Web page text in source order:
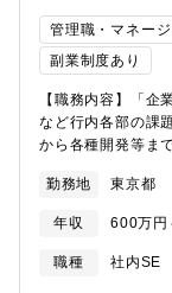
目～：経験と志向
リティに関わる他
バンクとしての事
動産購入から建物
できます。～近年
紀ぶりのビックプ
り組み中です。・
量の増加のため
務の担い手を含む
ファシリティ全般
グループもあり・
管理職・マネー
副業制度あり
【職務内容】「企
など行内各部の課
から各種開発等ま
関連したシステム
ます。その中に於
テム開発部署、外
り、各案件をリリ
勤務地 東京都
年収 600万円
職種
社内SE